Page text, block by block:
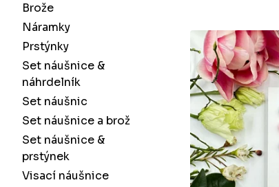
Brože
Náramky
Prstýnky
Set náušnice &
náhrdelník
Set náušnic
Set náušnice a brož
Set náušnice &
prstýnek
Visací náušnice